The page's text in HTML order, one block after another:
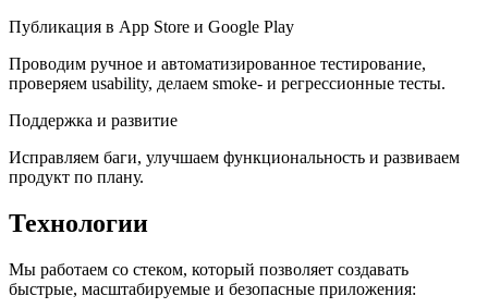
Публикация в App Store и Google Play
Проводим ручное и автоматизированное тестирование,
проверяем usability, делаем smoke- и регрессионные тесты.
Поддержка и развитие
Исправляем баги, улучшаем функциональность и развиваем
продукт по плану.
Технологии
Мы работаем со стеком, который позволяет создавать
быстрые, масштабируемые и безопасные приложения: